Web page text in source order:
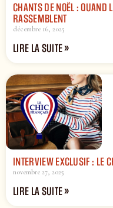
CHANTS DE NOËL : QUAND
RASSEMBLENT
décembre 16, 2025
LIRE LA SUITE »
INTERVIEW EXCLUSIF : LE
novembre 27, 2025
LIRE LA SUITE »